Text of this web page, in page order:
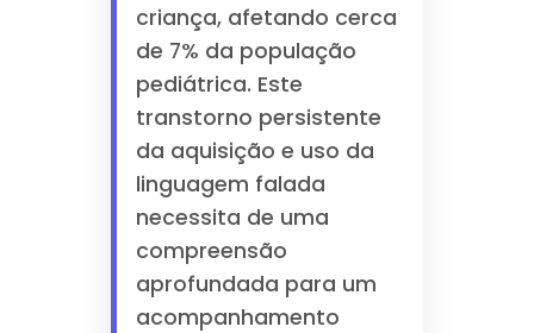
criança, afetando cerca
de 7% da população
pediátrica. Este
transtorno persistente
da aquisição e uso da
linguagem falada
necessita de uma
compreensão
aprofundada para um
acompanhamento